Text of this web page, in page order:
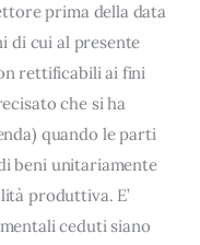
prima della data
di cui al presente
rettificabili ai fini
che si ha
quando le parti
beni unitariamente
produttiva. E’
ceduti siano